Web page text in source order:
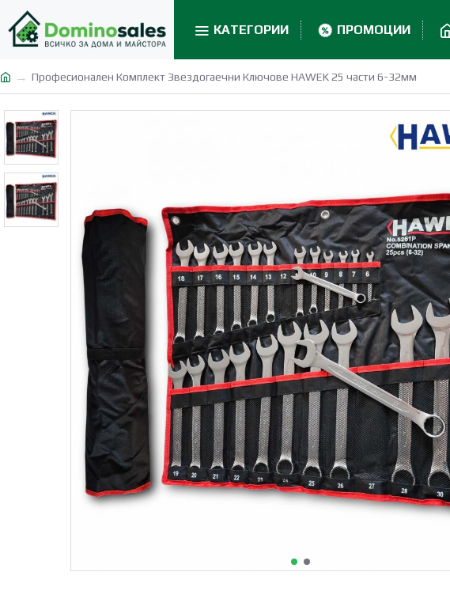
КАТЕГОРИИ ПРОМОЦИИ
Професионален Комплект Звездогаечни Ключове HAWEK 25 части 6-32мм